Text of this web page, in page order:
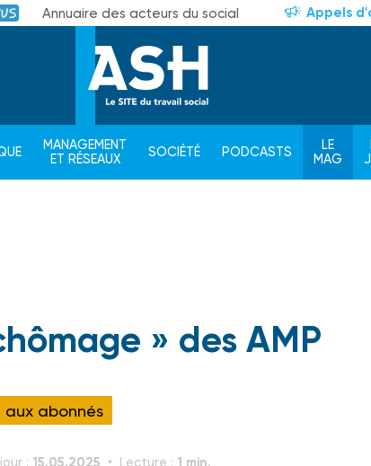
Annuaire des acteurs du social Appels
MANAGEMENT
ET RÉSEAUX
SOCIÉTÉ PODCASTS
LE
MAG
» des AMP
abonnés
15.05.2025 1 min.